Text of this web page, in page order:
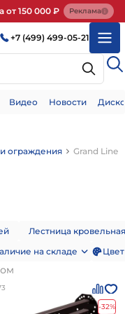
от 150 000 ₽ Реклама
+7 (499) 499-05-21
Видео Новости
ограждения
Grand Line
Лестница кровельная
на складе Цвет
-32%